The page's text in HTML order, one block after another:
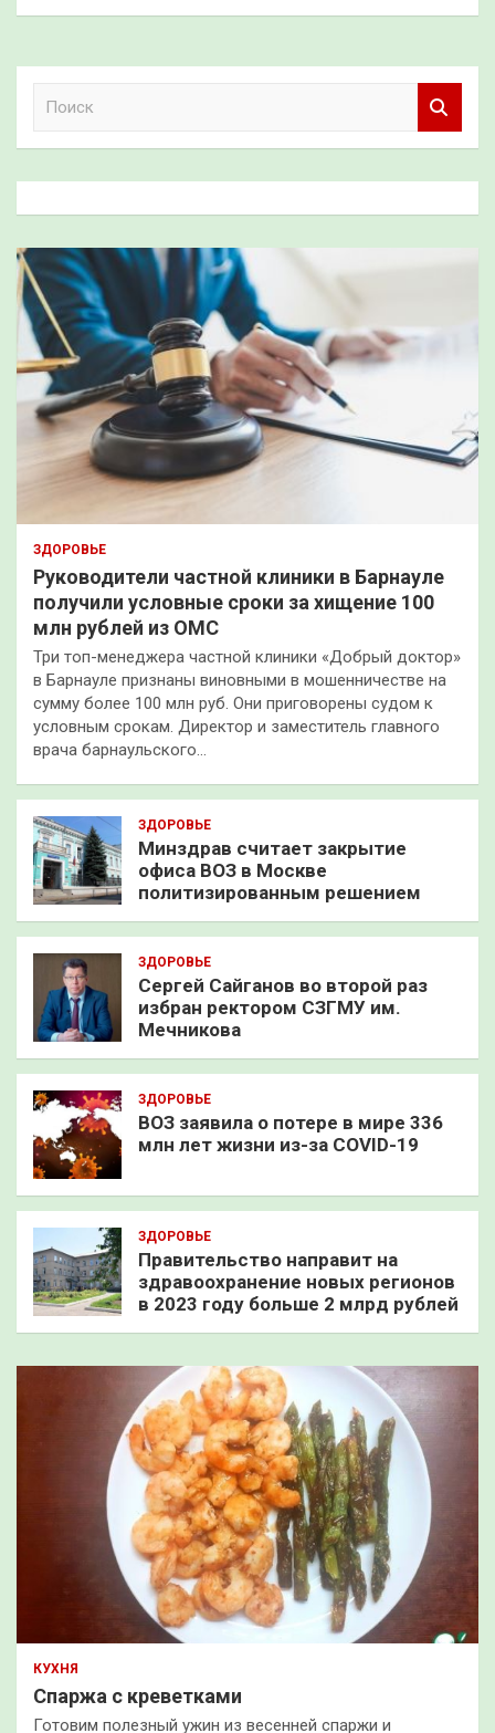
к
ЗДОРОВЬЕ
Руководители частной клиники в Барнауле
получили условные сроки за хищение 100
млн рублей из ОМС
Три топ-менеджера частной клиники «Добрый доктор»
в Барнауле признаны виновными в мошенничестве на
сумму более 100 млн руб. Они приговорены судом к
условным срокам. Директор и заместитель главного
врача барнаульского…
ЗДОРОВЬЕ
Минздрав считает закрытие
офиса ВОЗ в Москве
политизированным решением
ЗДОРОВЬЕ
Сергей Сайганов во второй раз
избран ректором СЗГМУ им.
Мечникова
ЗДОРОВЬЕ
ВОЗ заявила о потере в мире 336
млн лет жизни из-за COVID-19
ЗДОРОВЬЕ
Правительство направит на
здравоохранение новых регионов
в 2023 году больше 2 млрд рублей
КУХНЯ
Спаржа с креветками
Готовим полезный ужин из весенней спаржи и